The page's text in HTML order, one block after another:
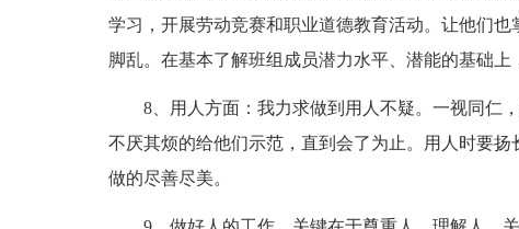
学习，开展劳动竞赛和职业道德教育活动。让他们
脚乱。在基本了解班组成员潜力水平、潜能的基础上
8、用人方面：我力求做到用人不疑。一视同仁
不厌其烦的给他们示范，直到会了为止。用人时要
做的尽善尽美。